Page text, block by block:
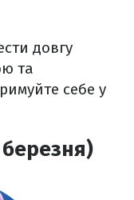
довгу
та
себе у